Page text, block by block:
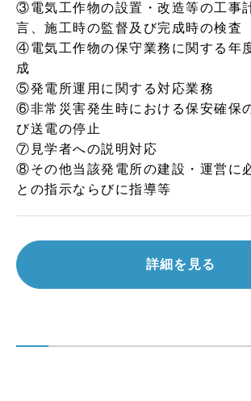
③電気工作物の設置・改造等の工事
言、施工時の監督及び完成時の検査
④電気工作物の保守業務に関する年
成
⑤発電所運用に関する対応業務
⑥非常災害発生時における保安確保
び送電の停止
⑦見学者への説明対応
⑧その他当該発電所の建設・運営に
との指示ならびに指導等
詳細を見る